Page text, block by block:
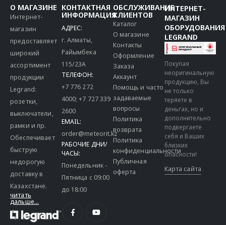
О МАГАЗИНЕ
Интернет-
магазин
предоставляет
широкий
ассортимент
продукции
Legrand:
розетки,
выключатели,
рамки и пр.
Обеспечивает
быструю
недорогую
доставку в
Казахстане.
читать
дальше...
КОНТАКТНАЯ
ИНФОРМАЦИЯ
АДРЕС:
г. Алматы,
Райымбека
115/23A
ТЕЛЕФОН:
+7 776 272
4000;+7 727 339
2600
EMAIL:
order@meteorit.kz
РАБОЧИЕ ДНИ/
ЧАСЫ:
Понедельник -
Пятница с 09:00
до 18:00
ОБСЛУЖИВАНИЕ
КЛИЕНТОВ
Каталог
О магазине
Контакты
Оформление
Заказа
Аккаунт
Помощь и часто
задаваемые
вопросы
Политика
возврата
Политика
конфиденциальности
Публичная
оферта
ИНТЕРНЕТ-
МАГАЗИН
ОБОРУДОВАНИЯ
LEGRAND
Покупая
неоригинальную
продукцию, Вы
не только
теряете в
деньгах, но и
дополнительно
подвергаете
себя и Ваших
близких
опасности!
Карта сайта